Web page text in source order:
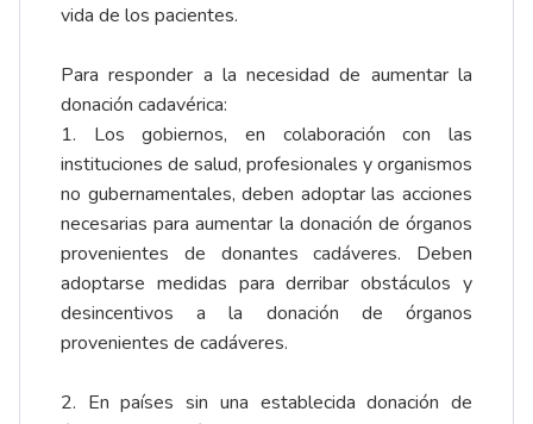
vida de los pacientes.
Para responder a la necesidad de aumentar la
donación cadavérica:
1. Los gobiernos, en colaboración con las
instituciones de salud, profesionales y organismos
no gubernamentales, deben adoptar las acciones
necesarias para aumentar la donación de órganos
provenientes de donantes cadáveres. Deben
adoptarse medidas para derribar obstáculos y
desincentivos a la donación de órganos
provenientes de cadáveres.
2. En países sin una establecida donación de